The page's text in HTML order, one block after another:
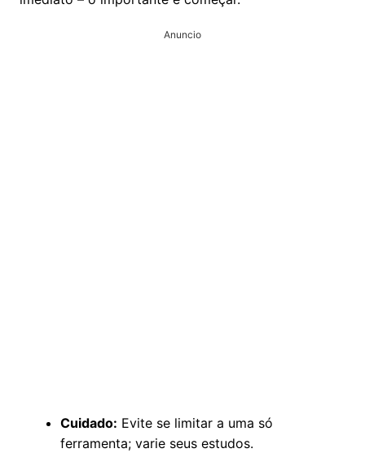
Anuncio
Cuidado: Evite se limitar a uma só
ferramenta; varie seus estudos.